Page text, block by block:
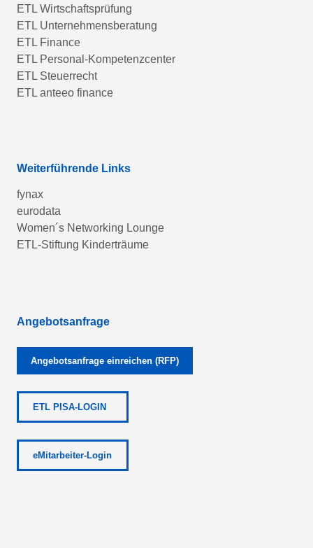
ETL Wirtschaftsprüfung
ETL Unternehmensberatung
ETL Finance
ETL Personal-Kompetenzcenter
ETL Steuerrecht
ETL anteeo finance
Weiterführende Links
fynax
eurodata
Women´s Networking Lounge
ETL-Stiftung Kinderträume
Angebotsanfrage
Angebotsanfrage einreichen (RFP)
ETL PISA-LOGIN
eMitarbeiter-Login